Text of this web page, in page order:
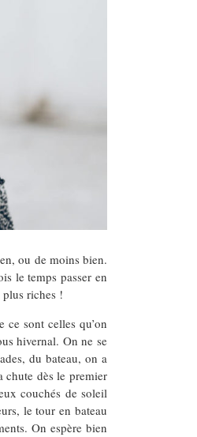
ou de moins bien.
le temps passer en
plus riches !
ce sont celles qu’on
hivernal. On ne se
du bateau, on a
chute dès le premier
couchés de soleil
le tour en bateau
On espère bien